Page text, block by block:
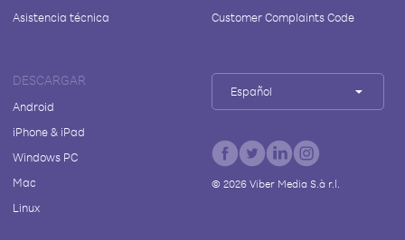
Asistencia técnica
Customer Complaints Code
DESCARGAR
Android
iPhone & iPad
Windows PC
Mac
Linux
Español
© 2026Viber Media S.à r.l.